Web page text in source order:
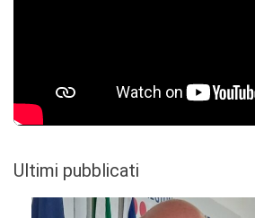
Ultimi pubblicati